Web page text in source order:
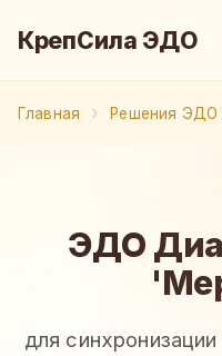
КрепСила ЭДО
Главная Решения ЭДО
ЭДО
для